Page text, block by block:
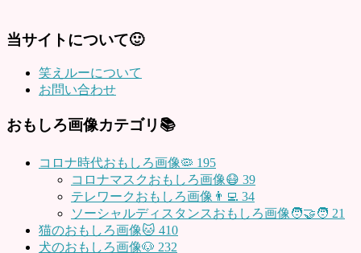
当サイトについて🙂
笑えルーについて
お問い合わせ
おもしろ画像カテゴリ📚
コロナ時代おもしろ画像🦠 195
コロナマスクおもしろ画像😷 39
テレワークおもしろ画像👨‍💻 34
ソーシャルディスタンスおもしろ画像🧑‍🤝‍🧑 21
猫のおもしろ画像🐱 410
犬のおもしろ画像🐶 232